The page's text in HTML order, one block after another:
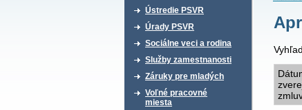
Ústredie PSVR
Úrady PSVR
Sociálne veci a rodina
Služby zamestnanosti
Záruky pre mladých
Voľné pracovné
miesta